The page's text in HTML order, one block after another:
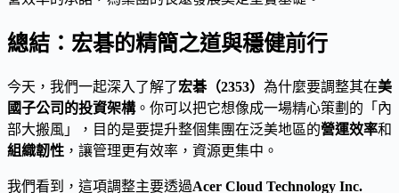
總結：宏碁的精簡之道與穩健前行
今天，我們一起深入了解了宏碁（2353） 為什麼要調整其在美
國子公司的投資架構。你可以把它想像成一場精心策劃的「內
部大搬風」，目的是要提升整個集團在泛美地區的營運效率和
組織韌性 ，讓管理更有效率，資源更集中。
我們看到，這項調整主要透過Acer Cloud Technology Inc.